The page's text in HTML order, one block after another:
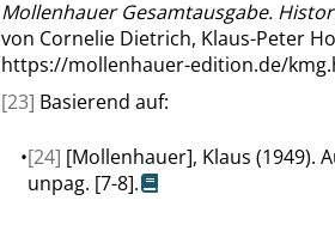
Mollenhauer Gesamtausgabe.
von Cornelie Dietrich, Klaus-Peter
https://mollenhauer-edition.de/
[23] Basierend auf:
•[24] [Mollenhauer], Klaus (1949).
unpag. [7-8].